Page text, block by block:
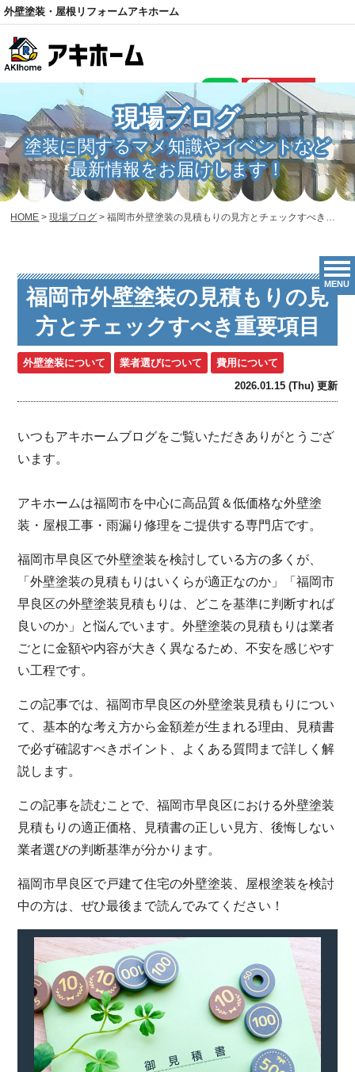
外壁塗装・屋根リフォームアキホーム
電話
MENU
現場ブログ
塗装に関するマメ知識やイベントなど
最新情報をお届けします！
HOME >現場ブログ >福岡市外壁塗装の見積もりの見方とチェックすべき重要項目
福岡市外壁塗装の見積もりの見
方とチェックすべき重要項目
外壁塗装について 業者選びについて
費用について
2026.01.15 (Thu) 更新
いつもアキホームブログをご覧いただきありがとうござ
います。
アキホームは福岡市を中心に高品質＆低価格な外壁塗
装・屋根工事・雨漏り修理をご提供する専門店です。
福岡市早良区で外壁塗装を検討している方の多くが、
「外壁塗装の見積もりはいくらが適正なのか」「福岡市
早良区の外壁塗装見積もりは、どこを基準に判断すれば
良いのか」と悩んでいます。外壁塗装の見積もりは業者
ごとに金額や内容が大きく異なるため、不安を感じやす
い工程です。
この記事では、福岡市早良区の外壁塗装見積もりについ
て、基本的な考え方から金額差が生まれる理由、見積書
で必ず確認すべきポイント、よくある質問まで詳しく解
説します。
この記事を読むことで、福岡市早良区における外壁塗装
見積もりの適正価格、見積書の正しい見方、後悔しない
業者選びの判断基準が分かります。
福岡市早良区で戸建て住宅の外壁塗装、屋根塗装を検討
中の方は、ぜひ最後まで読んでみてください！